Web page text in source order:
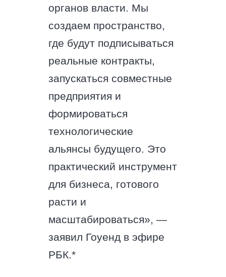
органов власти. Мы
создаем пространство,
где будут подписываться
реальные контракты,
запускаться совместные
предприятия и
формироваться
технологические
альянсы будущего. Это
практический инструмент
для бизнеса, готового
расти и
масштабироваться», —
заявил Гоуенд в эфире
РБК.*